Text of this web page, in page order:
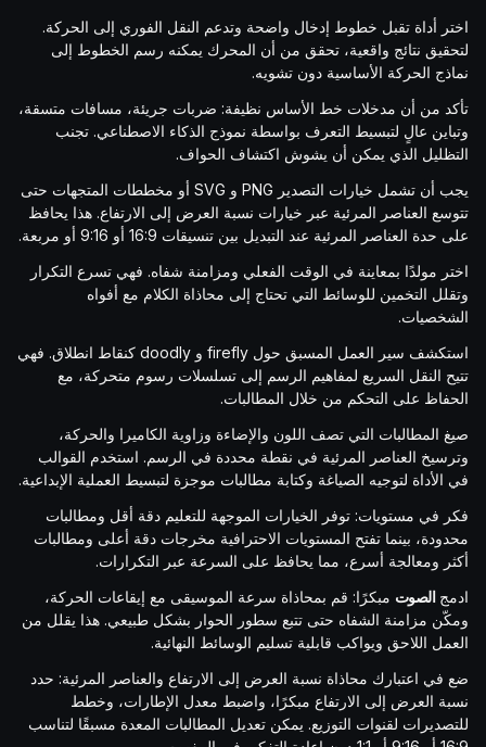
اختر أداة تقبل خطوط إدخال واضحة وتدعم النقل الفوري إلى الحركة.
لتحقيق نتائج واقعية، تحقق من أن المحرك يمكنه رسم الخطوط إلى
نماذج الحركة الأساسية دون تشويه.
تأكد من أن مدخلات خط الأساس نظيفة: ضربات جريئة، مسافات متسقة،
وتباين عالٍ لتبسيط التعرف بواسطة نموذج الذكاء الاصطناعي. تجنب
التظليل الذي يمكن أن يشوش اكتشاف الحواف.
يجب أن تشمل خيارات التصدير PNG و SVG أو مخططات المتجهات حتى
تتوسع العناصر المرئية عبر خيارات نسبة العرض إلى الارتفاع. هذا يحافظ
على حدة العناصر المرئية عند التبديل بين تنسيقات 16:9 أو 9:16 أو مربعة.
اختر مولدًا بمعاينة في الوقت الفعلي ومزامنة شفاه. فهي تسرع التكرار
وتقلل التخمين للوسائط التي تحتاج إلى محاذاة الكلام مع أفواه
الشخصيات.
استكشف سير العمل المسبق حول firefly و doodly كنقاط انطلاق. فهي
تتيح النقل السريع لمفاهيم الرسم إلى تسلسلات رسوم متحركة، مع
الحفاظ على التحكم من خلال المطالبات.
صيغ المطالبات التي تصف اللون والإضاءة وزاوية الكاميرا والحركة،
وترسيخ العناصر المرئية في نقطة محددة في الرسم. استخدم القوالب
في الأداة لتوجيه الصياغة وكتابة مطالبات موجزة لتبسيط العملية الإبداعية.
فكر في مستويات: توفر الخيارات الموجهة للتعليم دقة أقل ومطالبات
محدودة، بينما تفتح المستويات الاحترافية مخرجات دقة أعلى ومطالبات
أكثر ومعالجة أسرع، مما يحافظ على السرعة عبر التكرارات.
ادمجالصوت مبكرًا: قم بمحاذاة سرعة الموسيقى مع إيقاعات الحركة،
ومكّن مزامنة الشفاه حتى تتبع سطور الحوار بشكل طبيعي. هذا يقلل من
العمل اللاحق ويواكب قابلية تسليم الوسائط النهائية.
ضع في اعتبارك محاذاة نسبة العرض إلى الارتفاع والعناصر المرئية: حدد
نسبة العرض إلى الارتفاع مبكرًا، واضبط معدل الإطارات، وخطط
للتصديرات لقنوات التوزيع. يمكن تعديل المطالبات المعدة مسبقًا لتناسب